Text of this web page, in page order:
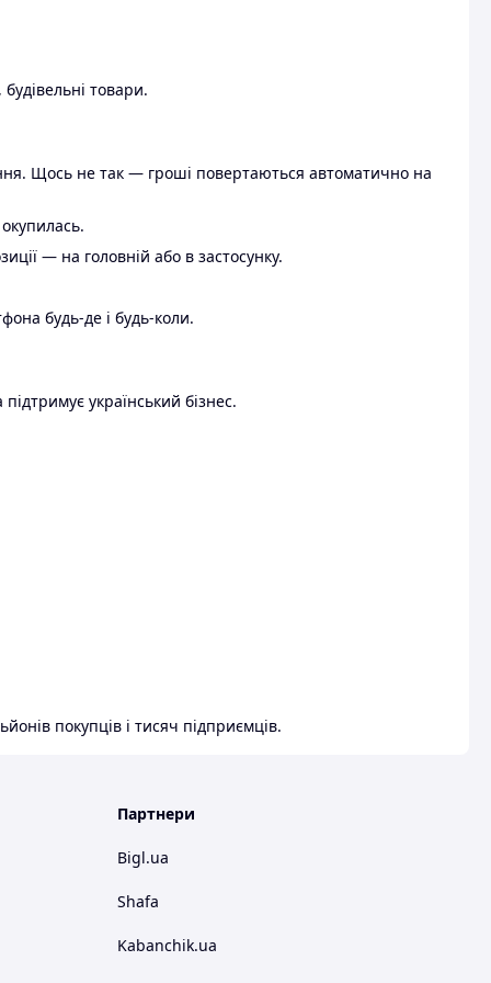
товари.
Щось не так — гроші повертаються автоматично на
— на головній або в застосунку.
будь-де і будь-коли.
український бізнес.
покупців і тисяч підприємців.
Партнери
Bigl.ua
Shafa
Kabanchik.ua